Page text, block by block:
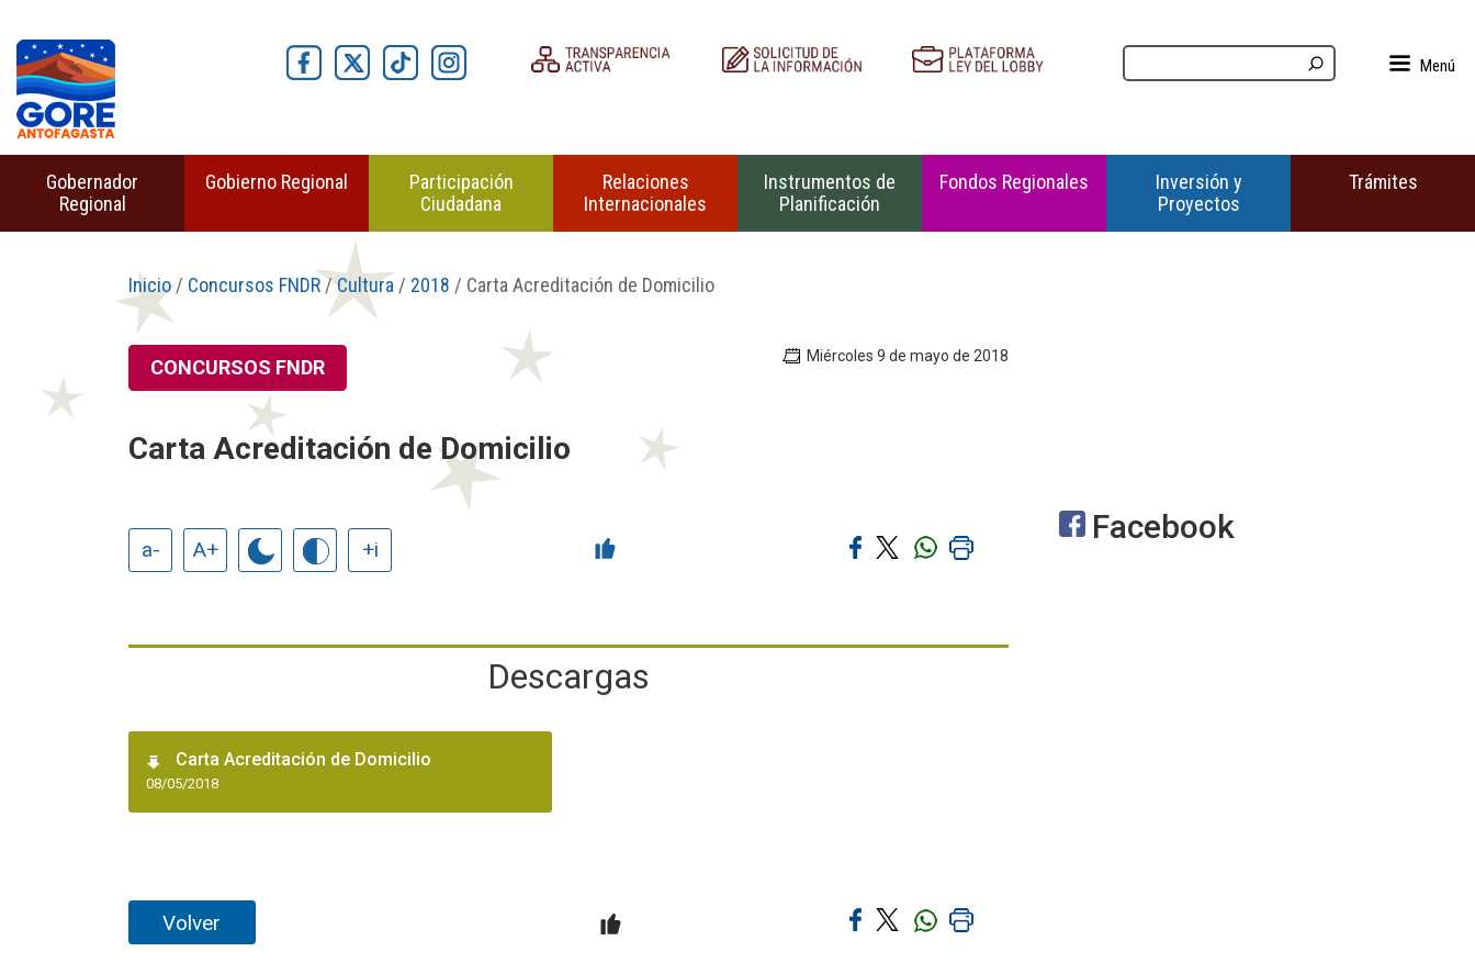
Menú
Gobernador
Regional
Gobierno Regional
Participación
Ciudadana
Relaciones
Internacionales
Instrumentos de
Planificación
Fondos Regionales
Inversión y
Proyectos
Trámites
Inicio/ Concursos FNDR /Cultura / 2018 / Carta Acreditación de Domicilio
CONCURSOS FNDR Miércoles 9 de mayo de 2018
Carta Acreditación de Domicilio
a- A+ +i
Descargas
Carta Acreditación de Domicilio
08/05/2018
Volver
Facebook